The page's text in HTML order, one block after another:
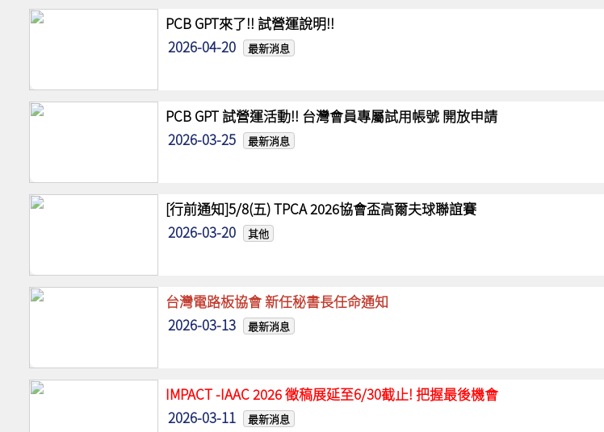
PCB GPT來了!! 試營運說明!!
2026-04-20
最新消息
PCB GPT 試營運活動!! 台灣會員專屬試用帳號 開放申請
2026-03-25
最新消息
[行前通知]5/8(五) TPCA 2026協會盃高爾夫球聯誼賽
2026-03-20
其他
台灣電路板協會 新任秘書長任命通知
2026-03-13
最新消息
IMPACT -IAAC 2026 徵稿展延至6/30截止! 把握最後機會
2026-03-11
最新消息